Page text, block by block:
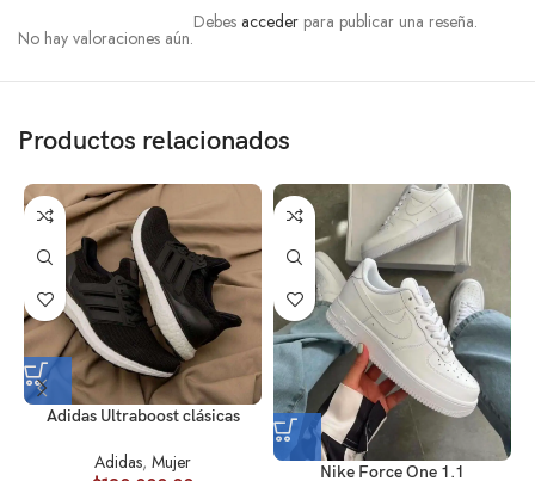
No hay valoraciones aún.
Debesacceder para publicar una reseña.
Productos relacionados
Adidas Ultraboost clásicas
Adidas, Mujer
Nike Force One 1.1